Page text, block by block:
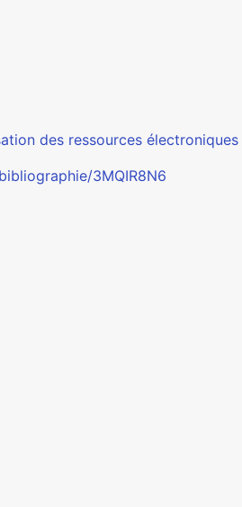
des ressources
3MQIR8N6